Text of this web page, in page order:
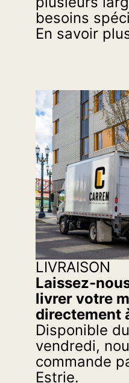
besoins
En savoir
LIVRAISON
Laissez-
livrer votre
directement
Disponible
vendredi,
commande
Estrie.